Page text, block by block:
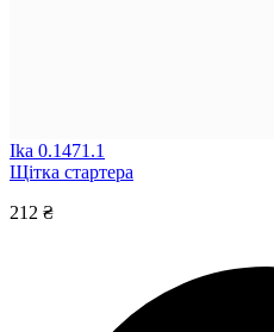
Ika 0.1471.1
Щітка стартера
212 ₴